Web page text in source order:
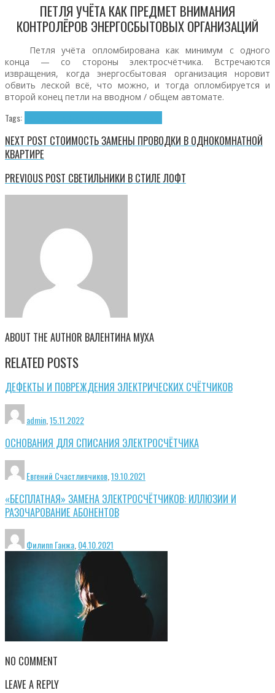
ПЕТЛЯ УЧЁТА КАК ПРЕДМЕТ ВНИМАНИЯ
КОНТРОЛЁРОВ ЭНЕРГОСБЫТОВЫХ ОРГАНИЗАЦИЙ
Петля учёта опломбирована как минимум с одного
конца — со стороны электросчётчика. Встречаются
извращения, когда энергосбытовая организация норовит
обвить леской всё, что можно, и тогда опломбируется и
второй конец петли на вводном / общем автомате.
Tags:
NEXT POST СТОИМОСТЬ ЗАМЕНЫ ПРОВОДКИ В ОДНОКОМНАТНОЙ
КВАРТИРЕ
PREVIOUS POST СВЕТИЛЬНИКИ В СТИЛЕ ЛОФТ
ABOUT THE AUTHOR ВАЛЕНТИНА МУХА
RELATED POSTS
ДЕФЕКТЫ И ПОВРЕЖДЕНИЯ ЭЛЕКТРИЧЕСКИХ СЧЁТЧИКОВ
admin 15.11.2022
ОСНОВАНИЯ ДЛЯ СПИСАНИЯ ЭЛЕКТРОСЧЁТЧИКА
Евгений Счастливчиков 19.10.2021
«БЕСПЛАТНАЯ» ЗАМЕНА ЭЛЕКТРОСЧЁТЧИКОВ: ИЛЛЮЗИИ И
РАЗОЧАРОВАНИЕ АБОНЕНТОВ
Филипп Ганжа,04.10.2021
NO COMMENT
LEAVE A REPLY